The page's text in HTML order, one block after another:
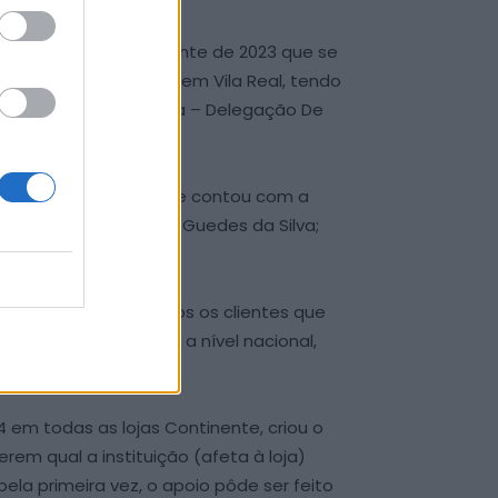
da Missão Continente de 2023 que se
do donativo em Vila Real, tendo
Portuguesa – Delegação De
numa cerimónia que contou com a
de Vila Real, José Guedes da Silva;
a todos os clientes que
de 1.000 instituições a nível nacional,
em todas as lojas Continente, criou o
qual a instituição (afeta à loja)
primeira vez, o apoio pôde ser feito